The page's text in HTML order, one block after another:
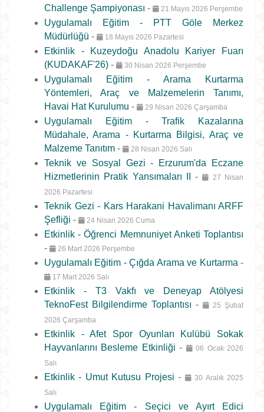
Challenge Şampiyonası - 21 Mayıs 2026 Perşembe
Uygulamalı Eğitim - PTT Göle Merkez
Müdürlüğü - 18 Mayıs 2026 Pazartesi
Etkinlik - Kuzeydoğu Anadolu Kariyer Fuarı
(KUDAKAF'26) - 30 Nisan 2026 Perşembe
Uygulamalı Eğitim - Arama Kurtarma
Yöntemleri, Araç ve Malzemelerin Tanımı,
Havai Hat Kurulumu - 29 Nisan 2026 Çarşamba
Uygulamalı Eğitim - Trafik Kazalarına
Müdahale, Arama - Kurtarma Bilgisi, Araç ve
Malzeme Tanıtım - 28 Nisan 2026 Salı
Teknik ve Sosyal Gezi - Erzurum'da Eczane
Hizmetlerinin Pratik Yansımaları II-
27 Nisan
2026 Pazartesi
Teknik Gezi - Kars Harakani Havalimanı ARFF
Şefliği - 24 Nisan 2026 Cuma
Etkinlik - Öğrenci Memnuniyet Anketi Toplantısı
-
26 Mart 2026 Perşembe
Uygulamalı Eğitim - Çığda Arama ve Kurtarma -
17 Mart 2026 Salı
Etkinlik - T3 Vakfı ve Deneyap Atölyesi
TeknoFest Bilgilendirme Toplantısı -
25 Şubat
2026 Çarşamba
Etkinlik - Afet Spor Oyunları Kulübü Sokak
Hayvanlarını Besleme Etkinliği-
06 Ocak 2026
Salı
Etkinlik - Umut Kutusu Projesi-
30 Aralık 2025
Salı
Uygulamalı Eğitim - Seçici ve Ayırt Edici